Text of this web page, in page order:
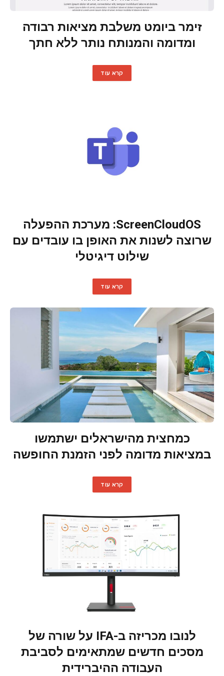
זימר ביומט משלבת מציאות רבודה
ומדומה והמנותח נותר ללא חתך
קרא עוד
ScreenCloudOS: מערכת ההפעלה
שרוצה לשנות את האופן בו עובדים עם
שילוט דיגיטלי
קרא עוד
כמחצית מהישראלים ישתמשו
במציאות מדומה לפני הזמנת החופשה
קרא עוד
לנובו מכריזה ב-IFA על שורה של
מסכים חדשים שמתאימים לסביבת
העבודה ההיברידית